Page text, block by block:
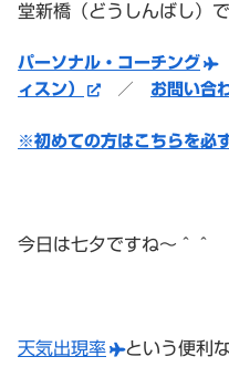
堂新橋（どうしんばし）
パーソナル・コーチング
ィスン）
／ お問い合
※初めての方はこちらを必
今日は七夕ですね〜＾＾
天気出現率 という便利な